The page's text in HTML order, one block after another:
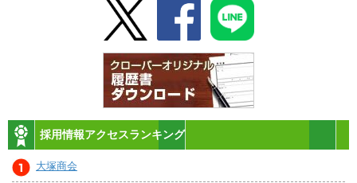
採用情報アクセスランキング
大塚商会